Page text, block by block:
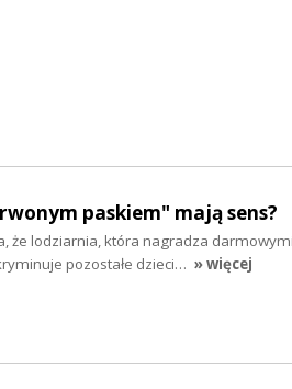
paskiem" mają sens?
że lodziarnia, która nagradza
pozostałe dzieci… » więcej